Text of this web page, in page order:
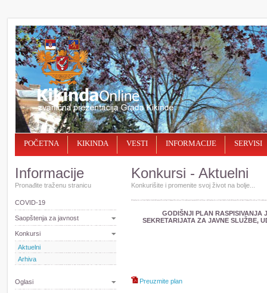
POČETNA KIKINDA VESTI INFORMACIJE SERVISI
Informacije
Pronađite traženu stranicu
COVID-19
Saopštenja za javnost
Konkursi
Aktuelni
Arhiva
Oglasi
Konkursi - Aktuelni
Konkurišite i promenite svoj život na bolјe...
GODIŠNJI PLAN RASPISIVANJA
SEKRETARIJATA ZA JAVNE SLUŽBE,
Preuzmite plan